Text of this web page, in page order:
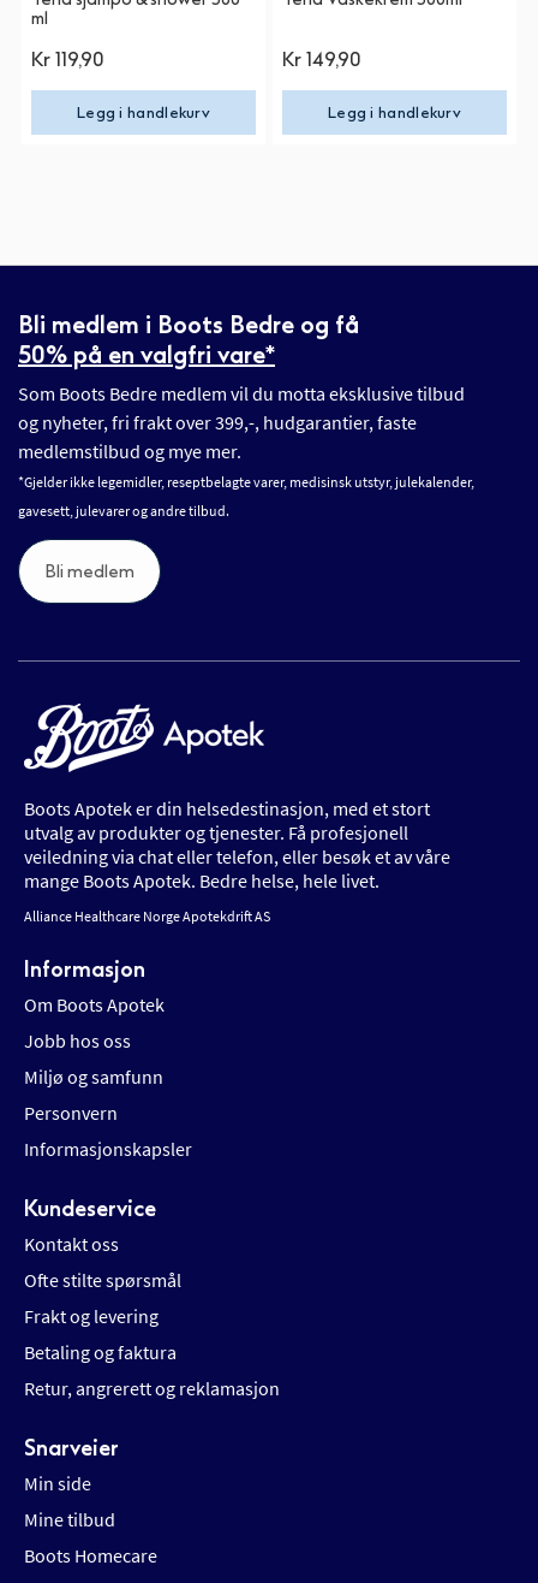
ml
Kr 119,90
Legg i handlekurv
Kr 149,90
Legg i handlekurv
Bli medlem i Boots Bedre og få
50% på en valgfri vare*
Som Boots Bedre medlem vil du motta eksklusive tilbud
og nyheter, fri frakt over 399,-, hudgarantier, faste
medlemstilbud og mye mer.
*Gjelder ikke legemidler, reseptbelagte varer, medisinsk utstyr, julekalender,
gavesett, julevarer og andre tilbud.
Bli medlem
Boots Apotek er din helsedestinasjon, med et stort
utvalg av produkter og tjenester. Få profesjonell
veiledning via chat eller telefon, eller besøk et av våre
mange Boots Apotek. Bedre helse, hele livet.
Alliance Healthcare Norge Apotekdrift AS
Informasjon
Om Boots Apotek
Jobb hos oss
Miljø og samfunn
Personvern
Informasjonskapsler
Kundeservice
Kontakt oss
Ofte stilte spørsmål
Frakt og levering
Betaling og faktura
Retur, angrerett og reklamasjon
Snarveier
Min side
Mine tilbud
Boots Homecare